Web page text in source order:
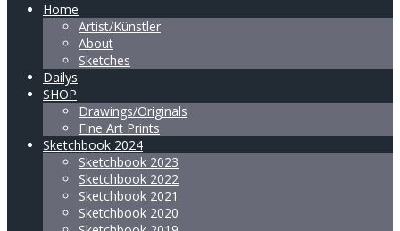
Home
Artist/Künstler
About
Sketches
Dailys
SHOP
Drawings/Originals
Fine Art Prints
Sketchbook 2024
Sketchbook 2023
Sketchbook 2022
Sketchbook 2021
Sketchbook 2020